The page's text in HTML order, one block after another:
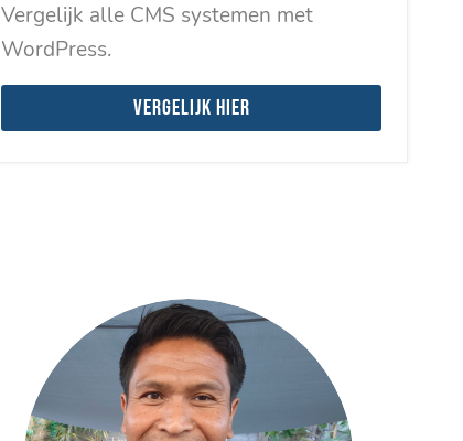
Vergelijk alle CMS systemen met
WordPress.
Vergelijk hier